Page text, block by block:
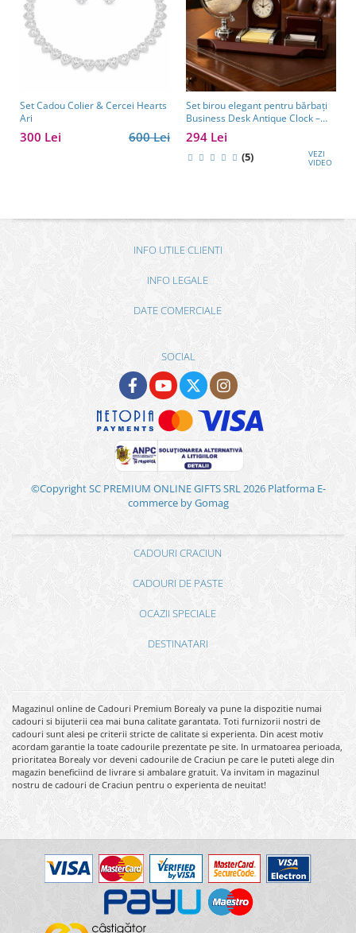
Set Cadou Colier & Cercei Hearts
Ari
600 Lei
300 Lei
Set birou elegant pentru bărbați
Business Desk Antique Clock –
cadou premium pentru șef, soț
sau partener de afaceri
294 Lei
(5) VEZI
VIDEO
INFO UTILE CLIENTI
INFO LEGALE
DATE COMERCIALE
SOCIAL
©Copyright SC PREMIUM ONLINE GIFTS SRL 2026 Platforma E-
commerce by Gomag
CADOURI CRACIUN
CADOURI DE PASTE
OCAZII SPECIALE
DESTINATARI
Magazinul online de Cadouri Premium Borealy va pune la dispozitie numai
cadouri si bijuterii cea mai buna calitate garantata. Toti furnizorii nostri de
cadouri sunt alesi pe criterii stricte de calitate si experienta. Din acest motiv
acordam garantie la toate cadourile prezentate pe site. In urmatoarea perioada,
prioritatea Borealy vor deveni cadourile de Craciun pe care le puteti alege din
magazin beneficiind de livrare si ambalare gratuit. Va invitam in magazinul
nostru de cadouri de Craciun pentru o experienta de neuitat!